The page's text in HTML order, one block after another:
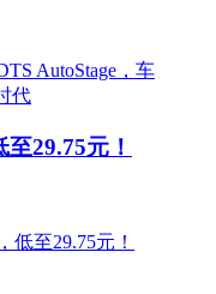
29.75元！